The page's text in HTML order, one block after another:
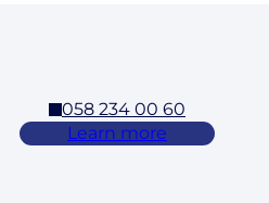
058 234 00 60
Learn more